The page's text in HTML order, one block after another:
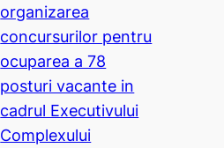
organizarea
concursurilor pentru
ocuparea a 78
posturi vacante in
cadrul Executivului
Complexului